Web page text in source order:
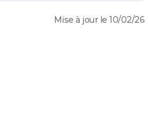
Mise à jour le 10/02/26